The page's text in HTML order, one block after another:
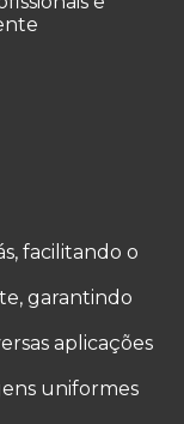
facilitando o
garantindo
aplicações
uniformes